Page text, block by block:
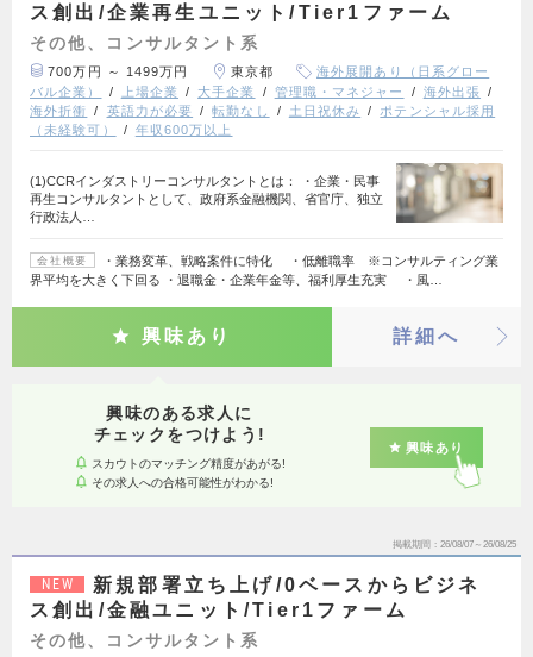
ス創出/企業再生ユニット/Tier1ファーム
その他、コンサルタント系
700万円 ～ 1499万円 東京都
海外展開あり（日系グロー
バル企業）
上場企業 大手企業 管理職・マネジャー
海外出張
海外折衝
英語力が必要 転勤なし 土日祝休み
ポテンシャル採用
（未経験可）
年収600万以上
(1)CCRインダストリーコンサルタントとは： ・企業・民事
再生コンサルタントとして、政府系金融機関、省官庁、独立
行政法人…
会社概要
・業務変革、戦略案件に特化 ・低離職率 ※コンサルティング業
界平均を大きく下回る ・退職金・企業年金等、福利厚生充実 ・風…
興味あり 詳細へ
興味のある求人に
チェックをつけよう!
スカウトのマッチング精度があがる!
その求人への合格可能性がわかる!
興味あり
掲載期間 26/08/07～26/08/25
NEW
新規部署立ち上げ/0ベースからビジネ
ス創出/金融ユニット/Tier1ファーム
その他、コンサルタント系